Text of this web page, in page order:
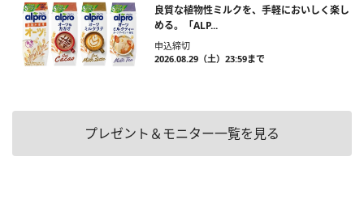
良質な植物性ミルクを、手軽においしく楽し
める。「ALP...
申込締切
2026.08.29（土）23:59まで
プレゼント＆モニター一覧を見る